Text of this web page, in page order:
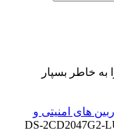
به خاطر بسپار
های امنیتی و